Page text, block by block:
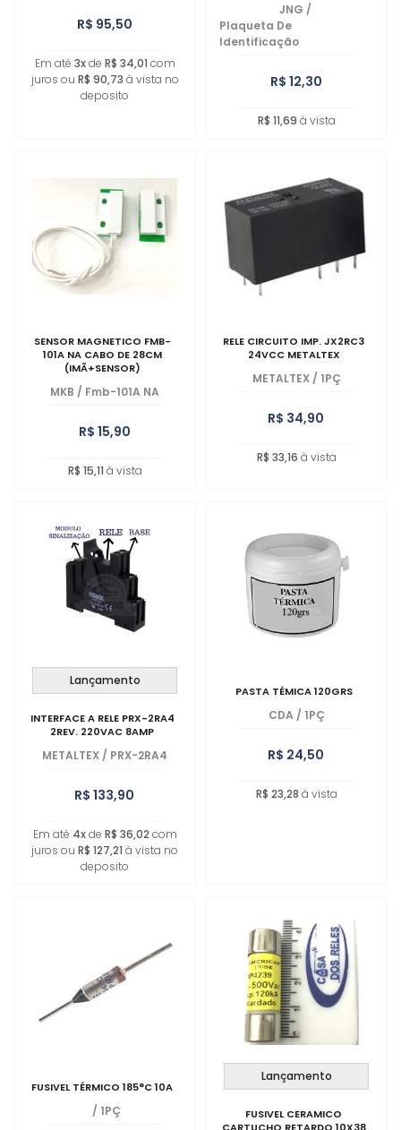
R$ 95,50
Em até 3xde R$ 34,01 com
juros ou R$ 90,73 à vista no
deposito
JNG /
Plaqueta De
Identificação
R$ 12,30
R$ 11,69 à vista
SENSOR MAGNETICO FMB-
101A NA CABO DE 28CM
(IMÃ+SENSOR)
MKB / Fmb-101A NA
R$ 15,90
R$ 15,11 à vista
RELE CIRCUITO IMP. JX2RC3
24VCC METALTEX
METALTEX / 1PÇ
R$ 34,90
R$ 33,16 à vista
Lançamento
INTERFACE A RELE PRX-2RA4
2REV. 220VAC 8AMP
METALTEX / PRX-2RA4
R$ 133,90
Em até 4xde R$ 36,02 com
juros ou R$ 127,21 à vista no
deposito
PASTA TÉMICA 120GRS
CDA / 1PÇ
R$ 24,50
R$ 23,28 à vista
FUSIVEL TÉRMICO 185°C 10A
/ 1PÇ
Lançamento
FUSIVEL CERAMICO